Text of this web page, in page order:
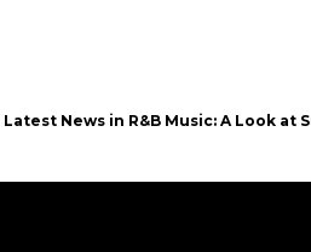
in R&B Music: A Look at Super